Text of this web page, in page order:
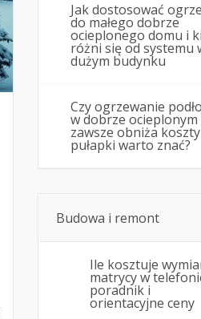
Jak dostosować
do małego dobrze
ocieplonego domu i
różni się od systemu
dużym budynku
Czy ogrzewanie
w dobrze ocieplonym
zawsze obniża
pułapki warto znać?
Budowa i remont
Ile kosztuje
matrycy w
poradnik i
orientacyjne ceny